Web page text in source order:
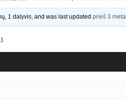
1 dalyvis, and was last updatedprieš 3 metai